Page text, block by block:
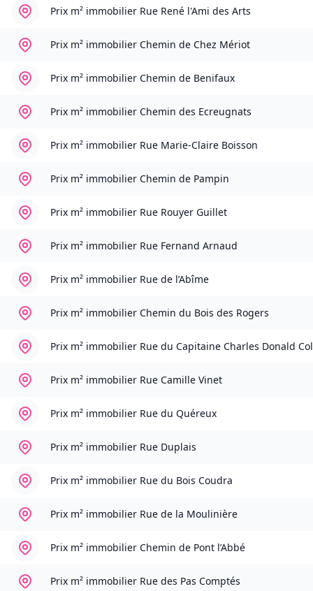
Prix m² immobilier Rue René l'Ami des Arts
Prix m² immobilier Chemin de Chez Mériot
Prix m² immobilier Chemin de Benifaux
Prix m² immobilier Chemin des Ecreugnats
Prix m² immobilier Rue Marie-Claire Boisson
Prix m² immobilier Chemin de Pampin
Prix m² immobilier Rue Rouyer Guillet
Prix m² immobilier Rue Fernand Arnaud
Prix m² immobilier Rue de l’Abîme
Prix m² immobilier Chemin du Bois des Rogers
Prix m² immobilier Rue du Capitaine Charles Donald
Prix m² immobilier Rue Camille Vinet
Prix m² immobilier Rue du Quéreux
Prix m² immobilier Rue Duplais
Prix m² immobilier Rue du Bois Coudra
Prix m² immobilier Rue de la Moulinière
Prix m² immobilier Chemin de Pont l’Abbé
Prix m² immobilier Rue des Pas Comptés